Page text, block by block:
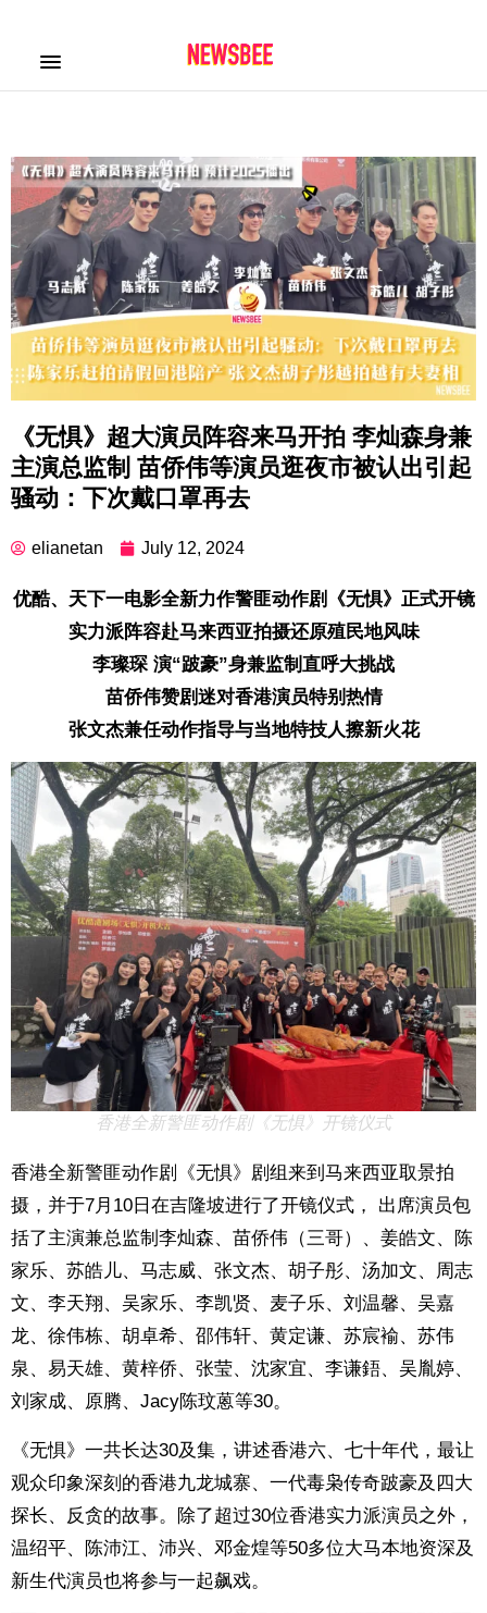
《无惧》超大演员阵容来马开拍 李灿森身兼
主演总监制 苗侨伟等演员逛夜市被认出引起
骚动：下次戴口罩再去
elianetan July 12, 2024
优酷、天下一电影全新力作警匪动作剧《无惧》正式开镜
实力派阵容赴马来西亚拍摄还原殖民地风味
李璨琛 演“跛豪”身兼监制直呼大挑战
苗侨伟赞剧迷对香港演员特别热情
张文杰兼任动作指导与当地特技人擦新火花
香港全新警匪动作剧《无惧》开镜仪式
香港全新警匪动作剧《无惧》剧组来到马来西亚取景拍
摄，并于7月10日在吉隆坡进行了开镜仪式， 出席演员包
括了主演兼总监制李灿森、苗侨伟（三哥）、姜皓文、陈
家乐、苏皓儿、马志威、张文杰、胡子彤、汤加文、周志
文、李天翔、吴家乐、李凯贤、麦子乐、刘温馨、吴嘉
龙、徐伟栋、胡卓希、邵伟轩、黄定谦、苏宸褕、苏伟
泉、易天雄、黄梓侨、张莹、沈家宜、李谦鋙、吴胤婷、
刘家成、原腾、Jacy陈玟蒽等30。
《无惧》一共长达30及集，讲述香港六、七十年代，最让
观众印象深刻的香港九龙城寨、一代毒枭传奇跛豪及四大
探长、反贪的故事。除了超过30位香港实力派演员之外，
温绍平、陈沛江、沛兴、邓金煌等50多位大马本地资深及
新生代演员也将参与一起飙戏。